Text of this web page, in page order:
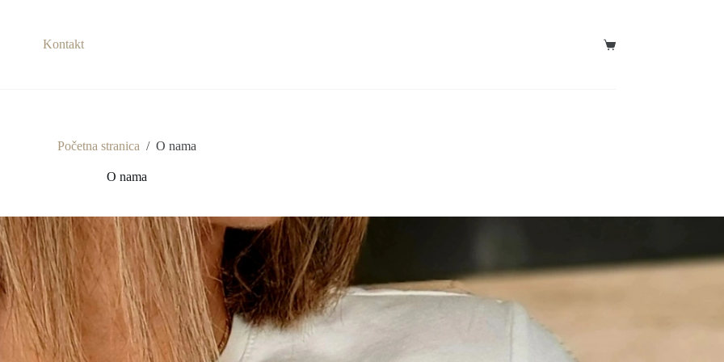
Kontakt Košarica
Početna stranica / O nama
O nama